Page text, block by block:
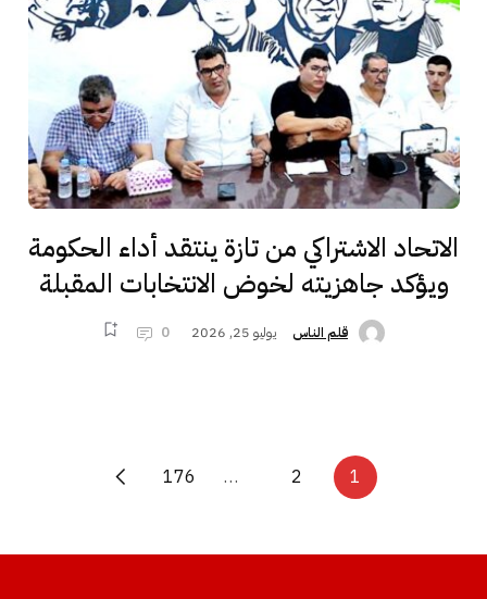
الاتحاد الاشتراكي من تازة ينتقد أداء الحكومة
ويؤكد جاهزيته لخوض الانتخابات المقبلة
قلم الناس يوليو 25, 2026 0
1
2
…
176